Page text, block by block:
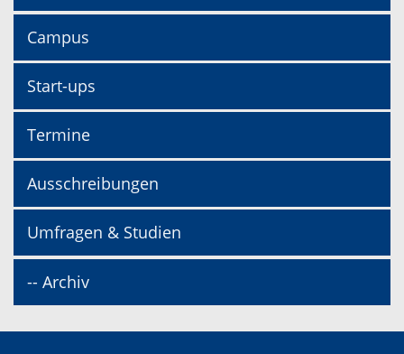
Campus
Start-ups
Termine
Ausschreibungen
Umfragen & Studien
-- Archiv